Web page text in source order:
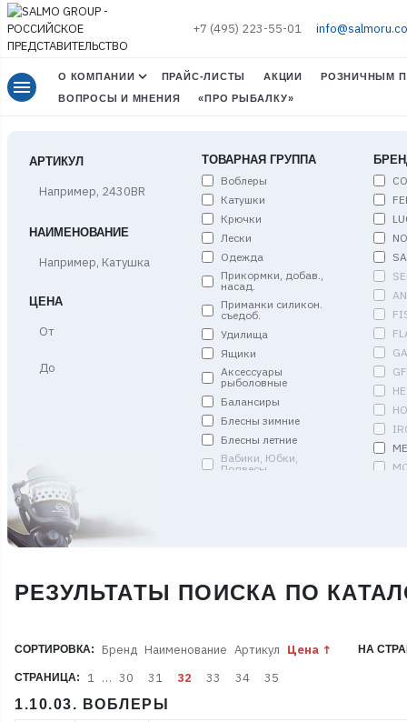
+7 (495) 223-55-01
menu О КОМПАНИИ ПРАЙС-ЛИСТЫ АКЦИИ
РОЗНИЧНЫМ
ВОПРОСЫ И МНЕНИЯ
«ПРО РЫБАЛКУ»
АРТИКУЛ
НАИМЕНОВАНИЕ
ЦЕНА
Цена,
Цена,
до
ТОВАРНАЯ ГРУППА
Воблеры
Катушки
Крючки
Лески
Одежда
Прикормки, добав.,
насад.
Приманки силикон.
съедоб.
Удилища
Ящики
Аксессуары
рыболовные
Балансиры
Блесны зимние
Блесны летние
Вабики, Юбки,
Подвесы
Кольца пропускные
Коробки
Мотоледобуры
GF
РЕЗУЛЬТАТЫ ПОИСКА ПО
СОРТИРОВКА: Бренд Наименование Артикул Цена НА
СТРАНИЦА: 1 … 30 31 32 33 34
35
1.10.03. ВОБЛЕРЫ